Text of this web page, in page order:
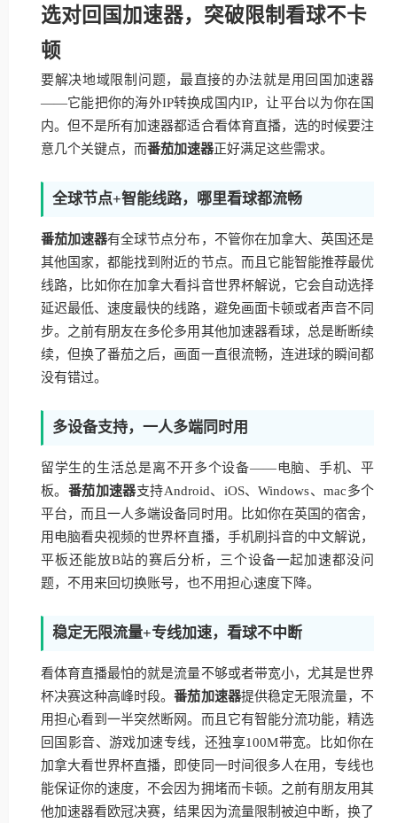
选对回国加速器，突破限制看球不卡
顿
要解决地域限制问题，最直接的办法就是用回国加速器
——它能把你的海外IP转换成国内IP，让平台以为你在国
内。但不是所有加速器都适合看体育直播，选的时候要注
意几个关键点，而番茄加速器正好满足这些需求。
全球节点+智能线路，哪里看球都流畅
番茄加速器有全球节点分布，不管你在加拿大、英国还是
其他国家，都能找到附近的节点。而且它能智能推荐最优
线路，比如你在加拿大看抖音世界杯解说，它会自动选择
延迟最低、速度最快的线路，避免画面卡顿或者声音不同
步。之前有朋友在多伦多用其他加速器看球，总是断断续
续，但换了番茄之后，画面一直很流畅，连进球的瞬间都
没有错过。
多设备支持，一人多端同时用
留学生的生活总是离不开多个设备——电脑、手机、平
板。 番茄加速器支持Android、iOS、Windows、mac多个
平台，而且一人多端设备同时用。比如你在英国的宿舍，
用电脑看央视频的世界杯直播，手机刷抖音的中文解说，
平板还能放B站的赛后分析，三个设备一起加速都没问
题，不用来回切换账号，也不用担心速度下降。
稳定无限流量+专线加速，看球不中断
看体育直播最怕的就是流量不够或者带宽小，尤其是世界
杯决赛这种高峰时段。番茄加速器提供稳定无限流量，不
用担心看到一半突然断网。而且它有智能分流功能，精选
回国影音、游戏加速专线，还独享100M带宽。比如你在
加拿大看世界杯直播，即使同一时间很多人在用，专线也
能保证你的速度，不会因为拥堵而卡顿。之前有朋友用其
他加速器看欧冠决赛，结果因为流量限制被迫中断，换了